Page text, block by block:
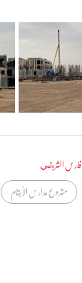
فارس الشريفي
مشروع مدارس الأيتام